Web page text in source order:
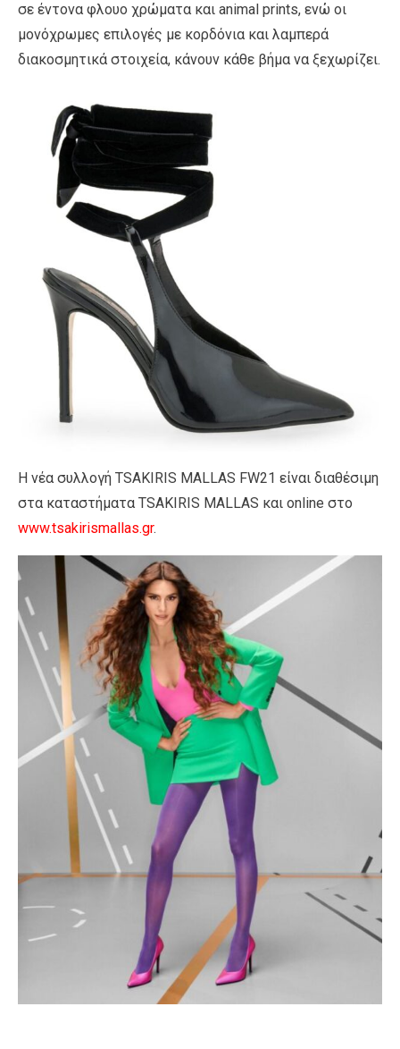
σε έντονα φλουο χρώματα και animal prints, ενώ οι
μονόχρωμες επιλογές με κορδόνια και λαμπερά
διακοσμητικά στοιχεία, κάνουν κάθε βήμα να ξεχωρίζει.
Η νέα συλλογή TSAKIRIS MALLAS FW21 είναι διαθέσιμη
στα καταστήματα TSAKIRIS MALLAS και online στο
www.tsakirismallas.gr.